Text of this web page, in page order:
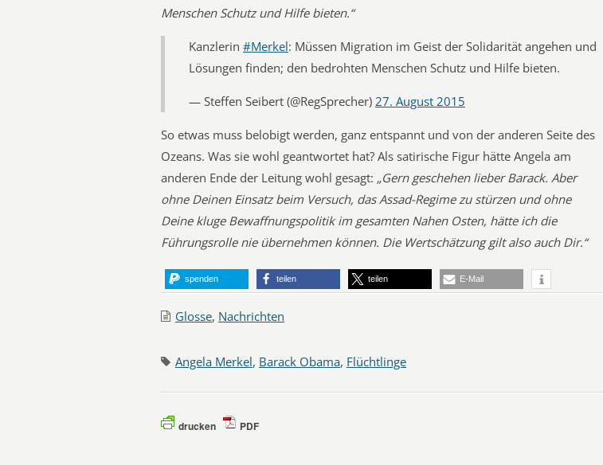
Menschen Schutz und Hilfe bieten.“
Kanzlerin #Merkel: Müssen Migration im Geist der Solidarität angehen und
Lösungen finden; den bedrohten Menschen Schutz und Hilfe bieten.
— Steffen Seibert (@RegSprecher) 27. August 2015
So etwas muss belobigt werden, ganz entspannt und von der anderen Seite des
Ozeans. Was sie wohl geantwortet hat? Als satirische Figur hätte Angela am
anderen Ende der Leitung wohl gesagt: „Gern geschehen lieber Barack. Aber
ohne Deinen Einsatz beim Versuch, das Assad-Regime zu stürzen und ohne
Deine kluge Bewaffnungspolitik im gesamten Nahen Osten, hätte ich die
Führungsrolle nie übernehmen können. Die Wertschätzung gilt also auch Dir.“
spenden teilen teilen E-Mail
Glosse, Nachrichten
Angela Merkel, Barack Obama, Flüchtlinge
drucken PDF